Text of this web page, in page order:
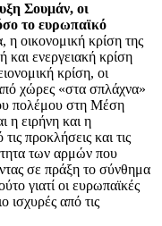
Σουμάν, οι
το ευρωπαϊκό
η οικονομική κρίση της
και ενεργειακή κρίση
κρίση, οι
χώρες «στα σπλάχνα»
πολέμου στη Μέση
η ειρήνη και η
προκλήσεις και τις
των αρμών που
σε πράξη το σύνθημα
γιατί οι ευρωπαϊκές
ισχυρές από τις